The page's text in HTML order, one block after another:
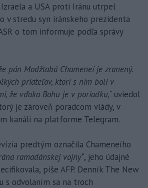
a USA proti Iránu utrpel
v stredu syn iránskeho prezidenta
o tom informuje podľa správy
pán Modžtabá Chameneí je zranený.
priateľov, ktorí s ním boli v
že vďaka Bohu je v poriadku,“ uviedol
je zároveň poradcom vlády, v
kanáli na platforme Telegram.
predtým označila Chameneího
ramadánskej vojny“, jeho údajné
píše AFP. Denník The New
s odvolaním sa na troch